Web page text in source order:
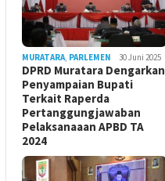
MURATARA, PARLEMEN 30 Juni 2025
DPRD Muratara Dengarkan
Penyampaian Bupati
Terkait Raperda
Pertanggungjawaban
Pelaksanaaan APBD TA
2024